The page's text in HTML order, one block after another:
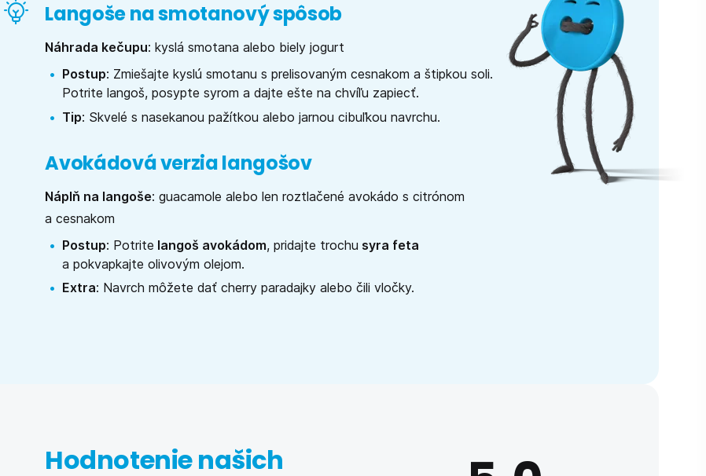
Langoše na smotanový spôsob
Náhrada kečupu: kyslá smotana alebo biely jogurt
Postup: Zmiešajte kyslú smotanu s prelisovaným cesnakom a štipkou soli.
Potrite langoš, posypte syrom a dajte ešte na chvíľu zapiecť.
Tip: Skvelé s nasekanou pažítkou alebo jarnou cibuľkou navrchu.
Avokádová verzia langošov
Náplň na langoše: guacamole alebo len roztlačené avokádo s citrónom
a cesnakom
Postup: Potrite langoš avokádom, pridajte trochu syra feta
a pokvapkajte olivovým olejom.
Extra: Navrch môžete dať cherry paradajky alebo čili vločky.
Hodnotenie našich